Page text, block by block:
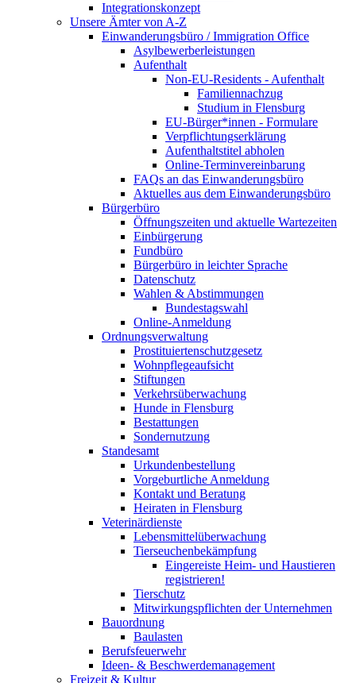
Integrationskonzept
Unsere Ämter von A-Z
Einwanderungsbüro / Immigration Office
Asylbewerberleistungen
Aufenthalt
Non-EU-Residents - Aufenthalt
Familiennachzug
Studium in Flensburg
EU-Bürger*innen - Formulare
Verpflichtungserklärung
Aufenthaltstitel abholen
Online-Terminvereinbarung
FAQs an das Einwanderungsbüro
Aktuelles aus dem Einwanderungsbüro
Bürgerbüro
Öffnungszeiten und aktuelle Wartezeiten
Einbürgerung
Fundbüro
Bürgerbüro in leichter Sprache
Datenschutz
Wahlen & Abstimmungen
Bundestagswahl
Online-Anmeldung
Ordnungsverwaltung
Prostituiertenschutzgesetz
Wohnpflegeaufsicht
Stiftungen
Verkehrsüberwachung
Hunde in Flensburg
Bestattungen
Sondernutzung
Standesamt
Urkundenbestellung
Vorgeburtliche Anmeldung
Kontakt und Beratung
Heiraten in Flensburg
Veterinärdienste
Lebensmittelüberwachung
Tierseuchenbekämpfung
Eingereiste Heim- und Haustieren
registrieren!
Tierschutz
Mitwirkungspflichten der Unternehmen
Bauordnung
Baulasten
Berufsfeuerwehr
Ideen- & Beschwerdemanagement
Freizeit & Kultur